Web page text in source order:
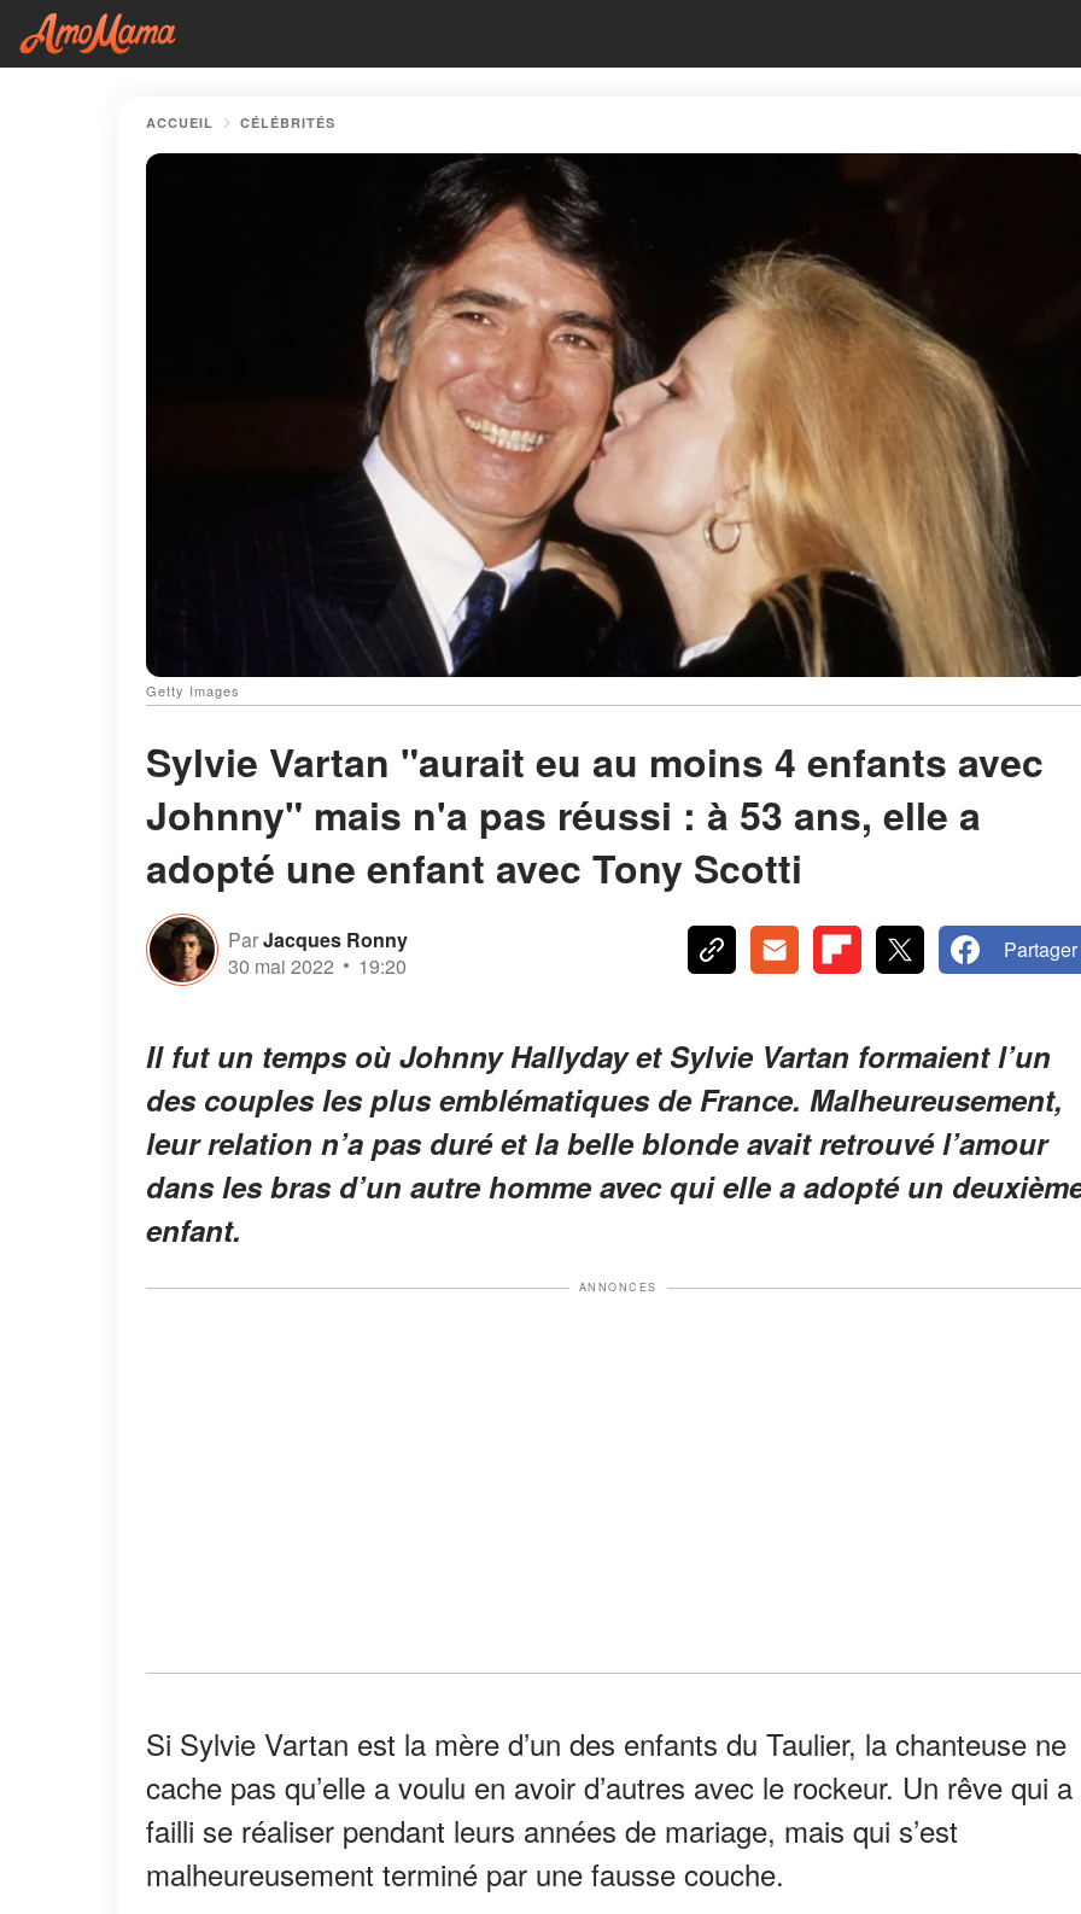
ACCUEIL CÉLÉBRITÉS
Getty Images
Sylvie Vartan "aurait eu au moins 4 enfants avec
Johnny" mais n'a pas réussi : à 53 ans, elle a
adopté une enfant avec Tony Scotti
ParJacques Ronny
30 mai 2022
19:20
Partager
Il fut un temps où Johnny Hallyday et Sylvie Vartan formaient l’un
des couples les plus emblématiques de France. Malheureusement,
leur relation n’a pas duré et la belle blonde avait retrouvé l’amour
dans les bras d’un autre homme avec qui elle a adopté un
enfant.
ANNONCES
Si Sylvie Vartan est la mère d’un des enfants du Taulier, la chanteuse ne
cache pas qu’elle a voulu en avoir d’autres avec le rockeur. Un rêve qui a
failli se réaliser pendant leurs années de mariage, mais qui s’est
malheureusement terminé par une fausse couche.